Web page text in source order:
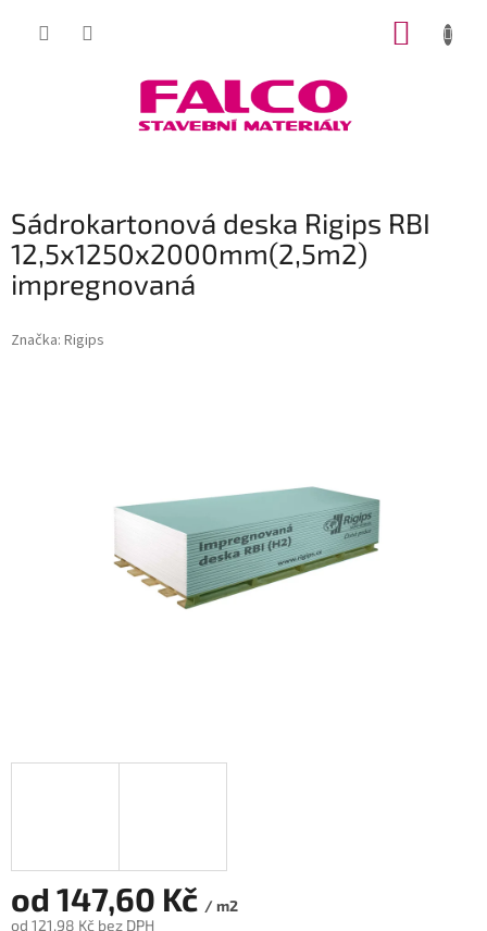
Sádrokartonová deska Rigips RBI
12,5x1250x2000mm(2,5m2)
impregnovaná
Značka: Rigips
od 147,60 Kč / m2
od 121,98 Kč bez DPH